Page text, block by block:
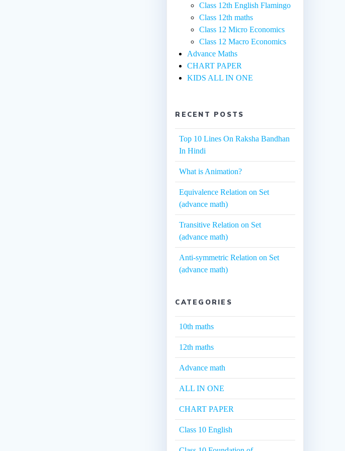
Class 12th English Flamingo
Class 12th maths
Class 12 Micro Economics
Class 12 Macro Economics
Advance Maths
CHART PAPER
KIDS ALL IN ONE
RECENT POSTS
Top 10 Lines On Raksha Bandhan
In Hindi
What is Animation?
Equivalence Relation on Set
(advance math)
Transitive Relation on Set
(advance math)
Anti-symmetric Relation on Set
(advance math)
CATEGORIES
10th maths
12th maths
Advance math
ALL IN ONE
CHART PAPER
Class 10 English